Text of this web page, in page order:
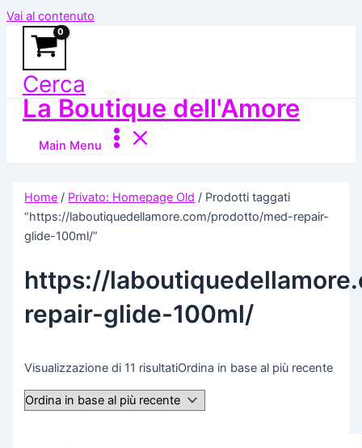
Vai al contenuto
Cerca
La Boutique dell'Amore
Main Menu
Home / Privato: Homepage Old / Prodotti taggati
“https://laboutiquedellamore.com/prodotto/med-repair-
glide-100ml/”
https://
repair-glide-100ml/
Visualizzazione di 11 risultatiOrdina in base al più recente